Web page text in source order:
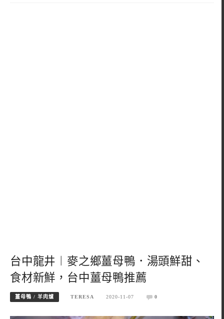
台中龍井︱麥之鄉薑母鴨．湯頭鮮甜、
食材新鮮，台中薑母鴨推薦
薑母鴨 / 羊肉爐 TERESA 2020-11-07 0